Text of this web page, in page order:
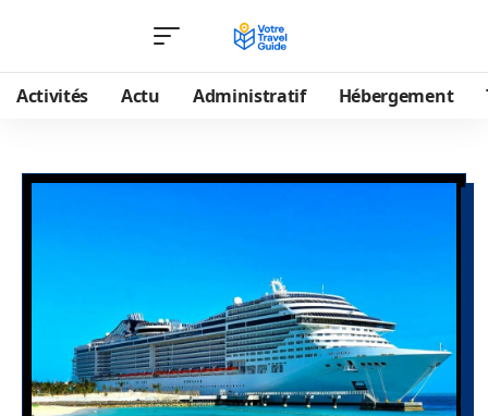
Activités Actu Administratif Hébergement